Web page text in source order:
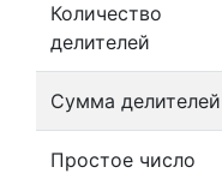
Количество
делителей
Сумма делителей
Простое число